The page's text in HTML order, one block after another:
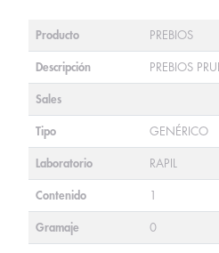
Producto PREBIOS
Descripción PREBIOS
Sales
Tipo GENÉRICO
Laboratorio RAPIL
Contenido 1
Gramaje 0